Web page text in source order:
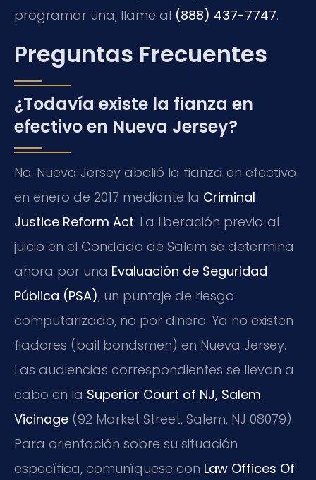
programar una, llame al (888) 437-7747.
Preguntas Frecuentes
¿Todavía existe la fianza en
efectivo en Nueva Jersey?
No. Nueva Jersey abolió la fianza en efectivo
en enero de 2017 mediante la Criminal
Justice Reform Act. La liberación previa al
juicio en el Condado de Salem se determina
ahora por una Evaluación de Seguridad
Pública (PSA), un puntaje de riesgo
computarizado, no por dinero. Ya no existen
fiadores (bail bondsmen) en Nueva Jersey.
Las audiencias correspondientes se llevan a
cabo en la Superior Court of NJ, Salem
Vicinage (92 Market Street, Salem, NJ 08079).
Para orientación sobre su situación
específica, comuníquese con Law Offices Of